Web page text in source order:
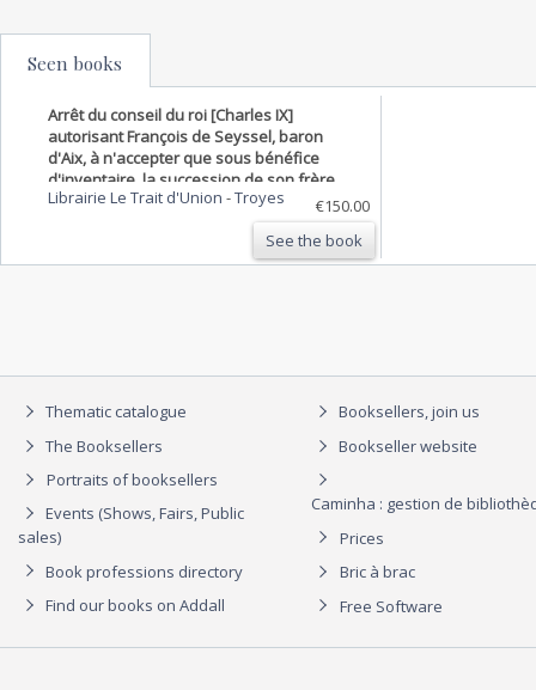
Seen books
Arrêt du conseil du roi [Charles IX]
autorisant François de Seyssel, baron
d'Aix, à n'accepter que sous bénéfice
d'inventaire, la succession de son frère,
Charles de Seyssel.
Librairie Le Trait d'Union -Troyes
€150.00
See the book
Thematic catalogue
The Booksellers
Portraits of booksellers
Events (Shows, Fairs, Public
sales)
Book professions directory
Find our books on Addall
Booksellers, join us
Bookseller website
Caminha : gestion de
Prices
Bric à brac
Free Software